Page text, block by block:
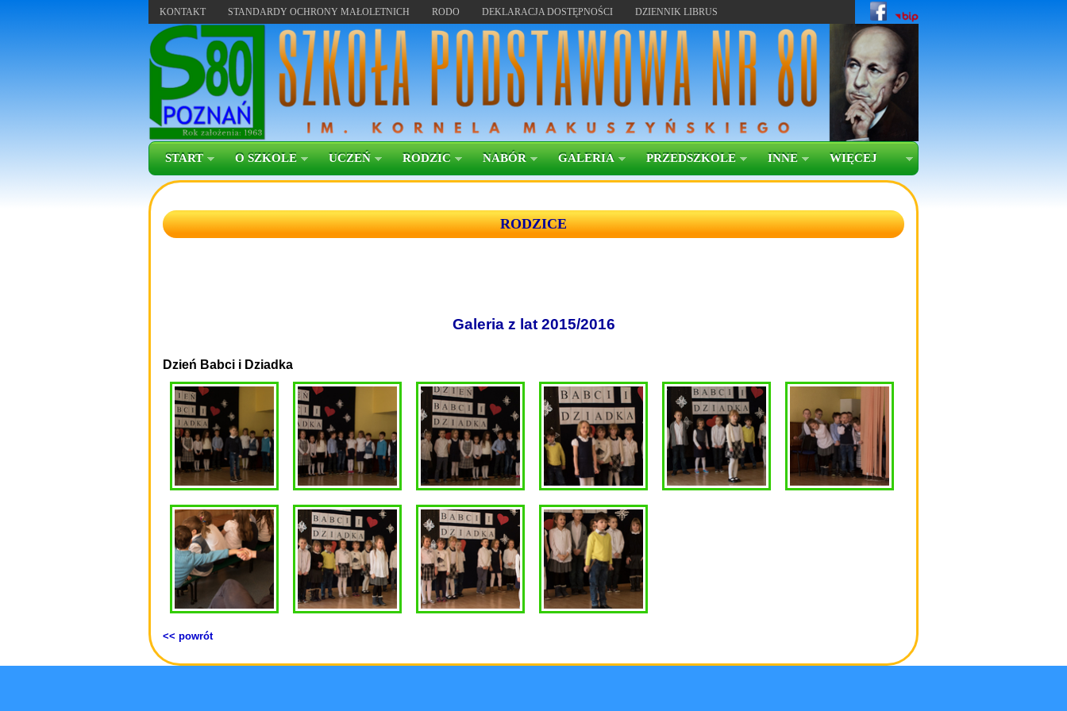
KONTAKT STANDARDY OCHRONY MAŁOLETNICH RODO DEKLARACJA DOSTĘPNOŚCI DZIENNIK LIBRUS
START O SZKOLE UCZEŃ RODZIC NABÓR GALERIA PRZEDSZKOLE INNE WIĘCEJ
RODZICE
Galeria z lat 2015/2016
Dzień Babci i Dziadka
<< powrót